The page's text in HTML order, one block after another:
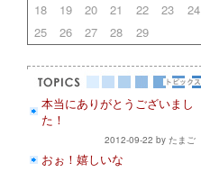
18
19 20 21 22 23
24
25
26 27 28 29
本当にありがとうございまし
た！
2012-09-22 by たまご
おぉ！嬉しいな